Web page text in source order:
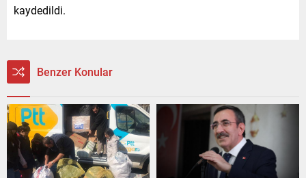
kaydedildi.
Benzer Konular